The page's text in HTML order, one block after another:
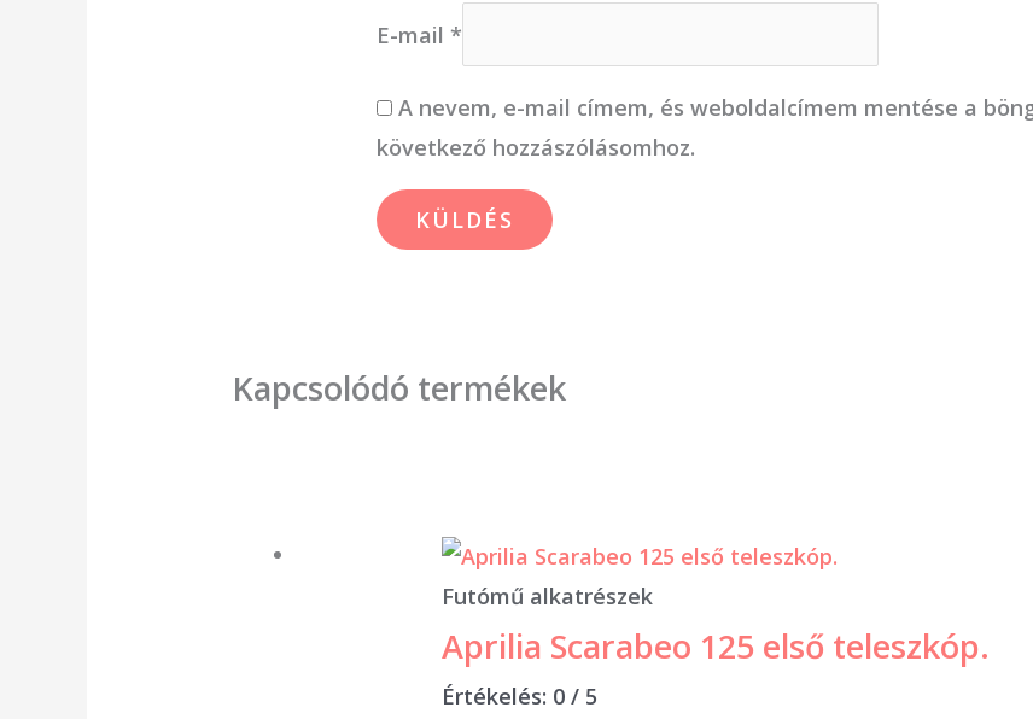
E-mail*
A nevem, e-mail címem, és weboldalcímem mentése a
következő hozzászólásomhoz.
Kapcsolódó termékek
Futómű alkatrészek
Aprilia Scarabeo 125 első teleszkóp.
Értékelés: 0 / 5